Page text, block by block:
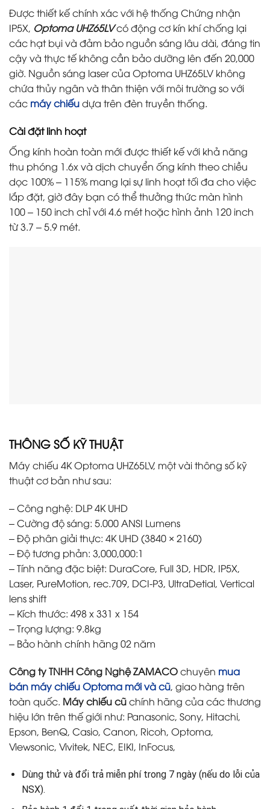
Được thiết kế chính xác với hệ thống Chứng nhận
IP5X, Optoma UHZ65LVcó động cơ kín khí chống lại
các hạt bụi và đảm bảo nguồn sáng lâu dài, đáng tin
cậy và thực tế không cần bảo dưỡng lên đến 20,000
giờ. Nguồn sáng laser của Optoma UHZ65LV không
chứa thủy ngân và thân thiện với môi trường so với
các máy chiếudựa trên đèn truyền thống.
Cài đặt linh hoạt
Ống kính hoàn toàn mới được thiết kế với khả năng
thu phóng 1.6x và dịch chuyển ống kính theo chiều
dọc 100% – 115% mang lại sự linh hoạt tối đa cho việc
lắp đặt, giờ đây bạn có thể thưởng thức màn hình
100 – 150 inch chỉ với 4.6 mét hoặc hình ảnh 120 inch
từ 3.7 – 5.9 mét.
THÔNG SỐ KỸ THUẬT
Máy chiếu 4K Optoma UHZ65LV, một vài thông số kỹ
thuật cơ bản như sau:
– Công nghệ: DLP 4K UHD
– Cường độ sáng: 5.000 ANSI Lumens
– Độ phân giải thực: 4K UHD (3840 × 2160)
– Độ tương phản: 3,000,000:1
– Tính năng đặc biệt: DuraCore, Full 3D, HDR, IP5X,
Laser, PureMotion, rec.709, DCI-P3, UltraDetial, Vertical
lens shift
– Kích thước: 498 x 331 x 154
– Trọng lượng: 9.8kg
– Bảo hành chính hãng 02 năm
Công ty TNHH Công Nghệ ZAMACOchuyên mua
bán máy chiếu Optoma mới và cũ, giao hàng trên
toàn quốc. Máy chiếu cũchính hãng của các thương
hiệu lớn trên thế giới như: Panasonic, Sony, Hitachi,
Epson, BenQ, Casio, Canon, Ricoh, Optoma,
Viewsonic, Vivitek, NEC, EIKI, InFocus,
Dùng thử và đổi trả miễn phí trong 7 ngày (nếu do lỗi của
NSX).